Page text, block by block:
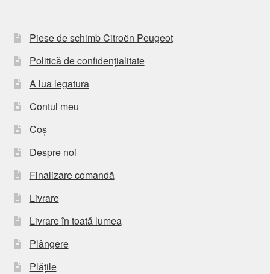
Piese de schimb Citroën Peugeot
Politică de confidențialitate
A lua legatura
Contul meu
Coș
Despre noi
Finalizare comandă
Livrare
Livrare în toată lumea
Plângere
Plățile